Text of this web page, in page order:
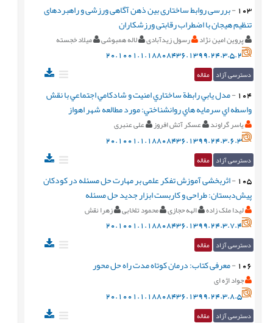
103
-بررسی روابط ساختاری بين ذهن آگاهی ورزشی و راهبردهای
تنظيم هيجان با اضطراب رقابتی ورزشکاران
پروین امین نژاد رسول زیدآبادی لاله همبوشی میلاد خجسته
20.1001.1.18808436.1399.24.3.5.2
دسترسی آزاد مقاله
104
-مدل يابي رابطة ساختاري امنيت و شادکامي اجتماعي با نقش
واسطه اي سرمايه هاي روانشناختي: مورد مطالعه شهر اهواز
یاسر گراوند عسکر آتش افروز علی عنبری
20.1001.1.18808436.1399.24.3.6.3
دسترسی آزاد مقاله
105
-اثربخشی آموزش تفکر علمی بر مهارت حل مسئله در کودکان
پيش‌دبستان: طراحی و کاربست ابزار جديد حل مسئله
لیدا ملک زاده الهه حجازی محمود تلخابی زهرا نقش
20.1001.1.18808436.1399.24.3.7.4
دسترسی آزاد مقاله
106
-معرفی کتاب: درمان کوتاه مدت راه حل محور
جواد اژه ای
20.1001.1.18808436.1399.24.3.8.5
دسترسی آزاد مقاله